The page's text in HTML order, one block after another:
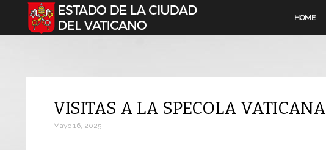
Seleccione su idioma HOME
VISITAS A LA SPECOLA VATICANA
Mayo 16, 2025